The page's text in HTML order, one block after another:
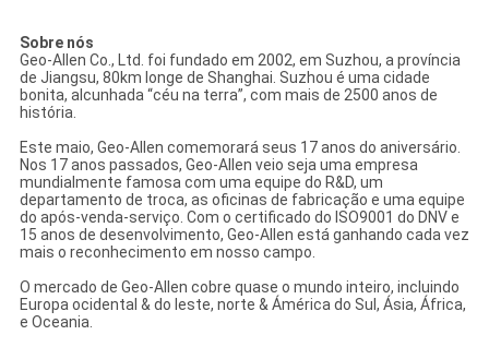
Sobre nós
Geo-Allen Co., Ltd. foi fundado em 2002, em Suzhou, a província
de Jiangsu, 80km longe de Shanghai. Suzhou é uma cidade
bonita, alcunhada “céu na terra”, com mais de 2500 anos de
história.
Este maio, Geo-Allen comemorará seus 17 anos do aniversário.
Nos 17 anos passados, Geo-Allen veio seja uma empresa
mundialmente famosa com uma equipe do R&D, um
departamento de troca, as oficinas de fabricação e uma equipe
do após-venda-serviço. Com o certificado do ISO9001 do DNV e
15 anos de desenvolvimento, Geo-Allen está ganhando cada vez
mais o reconhecimento em nosso campo.
O mercado de Geo-Allen cobre quase o mundo inteiro, incluindo
Europa ocidental & do leste, norte & Ámérica do Sul, Ásia, África,
e Oceania.